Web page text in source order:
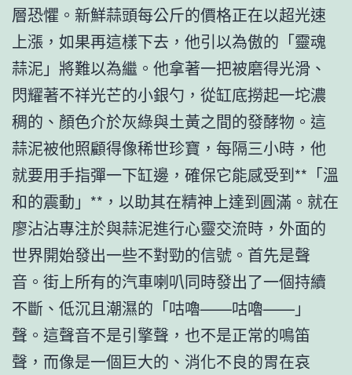
層恐懼。新鮮蒜頭每公斤的價格正在以超光速
上漲，如果再這樣下去，他引以為傲的「靈魂
蒜泥」將難以為繼。他拿著一把被磨得光滑、
閃耀著不祥光芒的小銀勺，從缸底撈起一坨濃
稠的、顏色介於灰綠與土黃之間的發酵物。這
蒜泥被他照顧得像稀世珍寶，每隔三小時，他
就要用手指彈一下缸邊，確保它能感受到**「溫
和的震動」**，以助其在精神上達到圓滿。就在
廖沾沾專注於與蒜泥進行心靈交流時，外面的
世界開始發出一些不對勁的信號。首先是聲
音。街上所有的汽車喇叭同時發出了一個持續
不斷、低沉且潮濕的「咕嚕——咕嚕——」
聲。這聲音不是引擎聲，也不是正常的鳴笛
聲，而像是一個巨大的、消化不良的胃在哀